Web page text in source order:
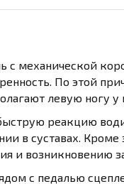
с механической
По этой
левую ногу у
реакцию
в суставах.
и возникновению
с педалью